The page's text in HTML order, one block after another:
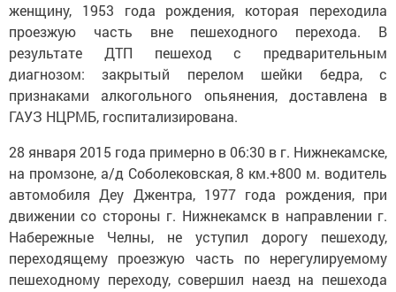
женщину, 1953 года рождения, которая переходила
проезжую часть вне пешеходного перехода. В
результате ДТП пешеход с предварительным
диагнозом: закрытый перелом шейки бедра, с
признаками алкогольного опьянения, доставлена в
ГАУЗ НЦРМБ, госпитализирована.
28 января 2015 года примерно в 06:30 в г. Нижнекамске,
на промзоне, а/д Соболековская, 8 км.+800 м. водитель
автомобиля Деу Джентра, 1977 года рождения, при
движении со стороны г. Нижнекамск в направлении г.
Набережные Челны, не уступил дорогу пешеходу,
переходящему проезжую часть по нерегулируемому
пешеходному переходу, совершил наезд на пешехода